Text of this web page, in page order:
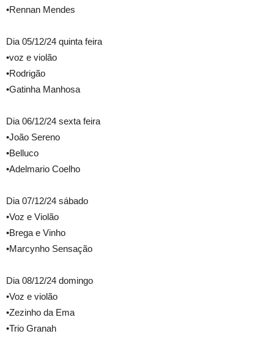
•Rennan Mendes
Dia 05/12/24 quinta feira
•voz e violão
•Rodrigão
•Gatinha Manhosa
Dia 06/12/24 sexta feira
•João Sereno
•Belluco
•Adelmario Coelho
Dia 07/12/24 sábado
•Voz e Violão
•Brega e Vinho
•Marcynho Sensação
Dia 08/12/24 domingo
•Voz e violão
•Zezinho da Ema
•Trio Granah